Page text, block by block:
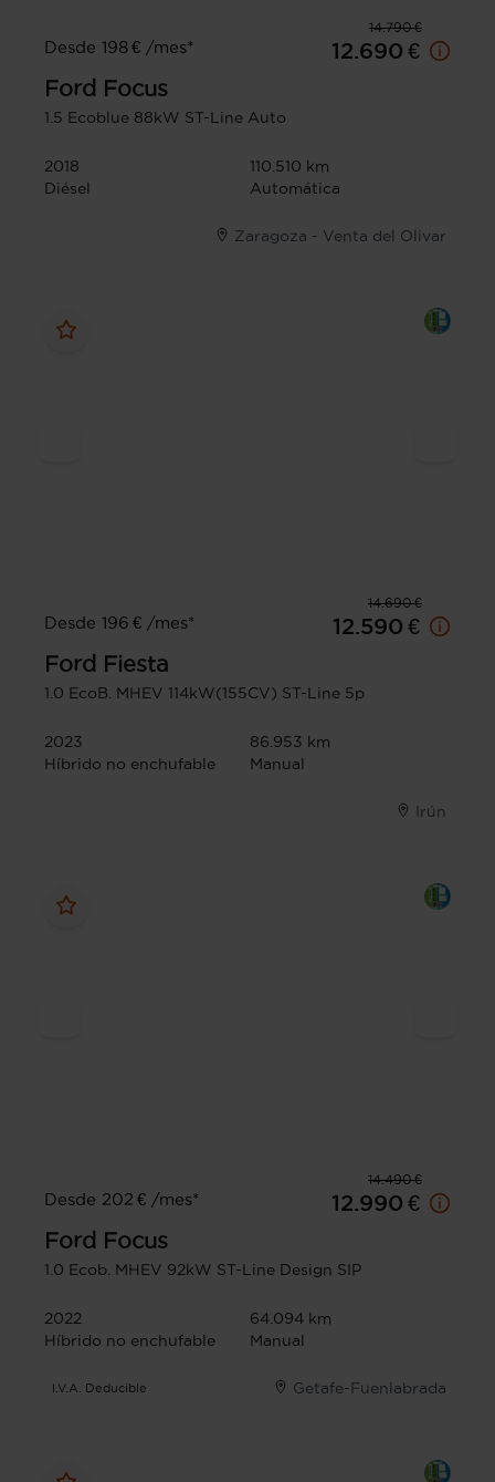
14.790 €
Desde 198 € /mes*
12.690 €
Ford Focus
1.5 Ecoblue 88kW ST-Line Auto
2018
110.510 km
Diésel
Automática
Zaragoza - Venta del Olivar
14.690 €
Desde 196 € /mes*
12.590 €
Ford Fiesta
1.0 EcoB. MHEV 114kW(155CV) ST-Line 5p
2023
86.953 km
Híbrido no enchufable
Manual
Irún
14.490 €
Desde 202 € /mes*
12.990 €
Ford Focus
1.0 Ecob. MHEV 92kW ST-Line Design SIP
2022
64.094 km
Híbrido no enchufable
Manual
I.V.A. Deducible Getafe-Fuenlabrada